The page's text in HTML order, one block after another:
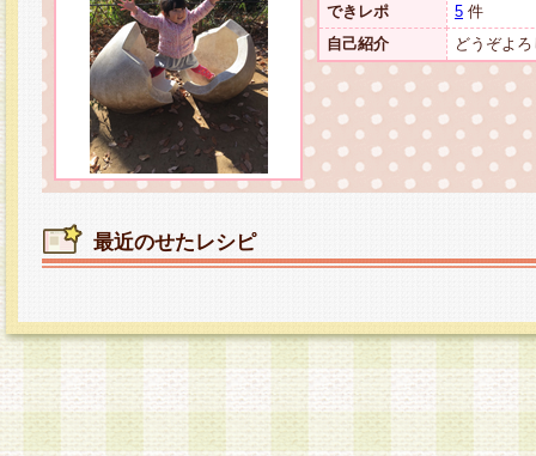
できレポ
5 件
自己紹介
どうぞよ
最近のせたレシピ